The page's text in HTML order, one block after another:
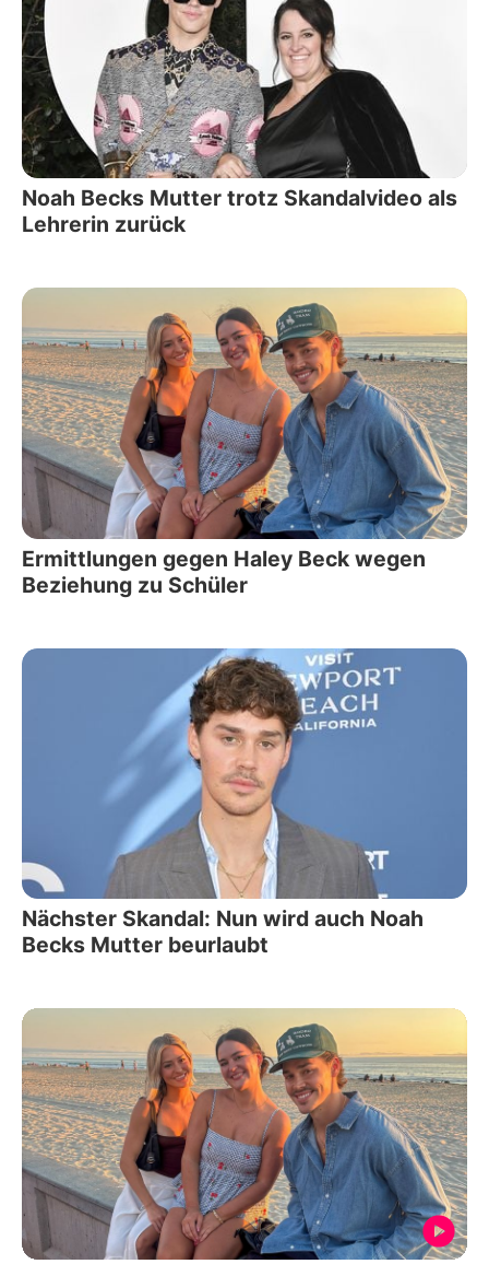
Noah Becks Mutter trotz Skandalvideo als
Lehrerin zurück
Ermittlungen gegen Haley Beck wegen
Beziehung zu Schüler
Nächster Skandal: Nun wird auch Noah
Becks Mutter beurlaubt